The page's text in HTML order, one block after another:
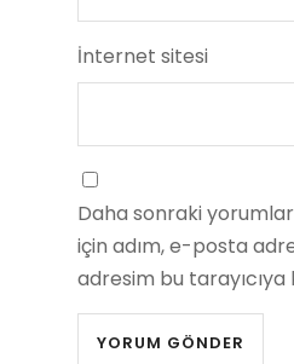
İnternet sitesi
Daha sonraki
için adım, e-posta
adresim bu tarayıcıya